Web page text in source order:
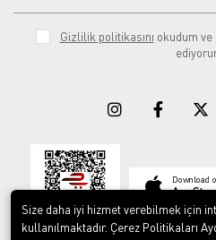
Gizlilik politikasını okudum
Download
App
Size daha iyi hizmet verebilmek için
kullanılmaktadır. Çerez Politikaları